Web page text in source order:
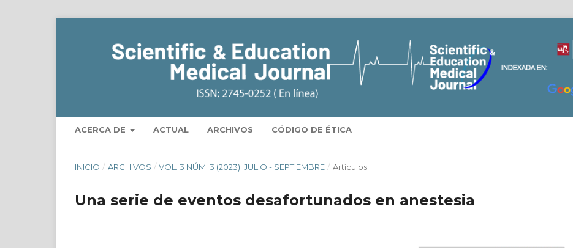
ACERCA DE ACTUAL ARCHIVOS CÓDIGO DE ÉTICA
INICIO / ARCHIVOS / VOL. 3 NÚM. 3 (2023): JULIO - SEPTIEMBRE / Artículos
Una serie de eventos desafortunados en anestesia